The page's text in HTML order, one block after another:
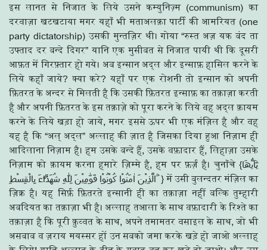
इस लानत से निजात के लिये उसने कम्युनिज़्म (communism) का
दरवाज़ा खटखटाया मगर यहाँ भी मताअलक़ा पार्टी की आमरियत (one
party dictatorship) उसकी मुन्तज़िर थी। गोया “रुस्त अज़ यक बंद ता
उफ्ताद दर बन्दे दिगर” यानि एक मुसीबत से निजात पायी थी कि दूसरी
आफ़त में गिरफ़्तार हो गये। अब इन्सान अद्ल और इन्साफ़ हासिल करने के
लिये कहाँ जाये? क्या करे? यहाँ पर एक रोशनी तो इन्सान को अपनी
फ़ितरत के अन्दर से मिलती है कि उसकी फ़ितरत इन्साफ़ का तक़ाज़ा करती
है और अपनी फ़ितरत के इस तक़ाज़े को पूरा करने के लिये वह अद्ल क़ायम
करने के लिये खड़ा हो जाये, मगर इससे ऊपर भी एक मंज़िल है और वह
यह है कि “अल् अद्ल” अल्लाह की ज़ात है जिसका दिया हुआ निज़ाम ही
आदिलाना निज़ाम है। हम उसके बन्दे हैं, उसके वफ़ादार हैं, लिहाज़ा उसके
निज़ाम को क़ायम करना हमारे ज़िम्मे है, हम पर फ़र्ज़ है। चुनाँचे {يٰٓاَيُّھَا
الَّذِيْنَ اٰمَنُوْا كُوْنُوْا قَوّٰمِيْنَ لِلّٰهِ شُهَدَاۗءَ بِالْقِسْطِ ۡ } में उसी बुलन्दतर मंज़िल का
ज़िक्र है। यह सिर्फ़ फ़ितरते इन्सानी ही का तक़ाज़ा नहीं बल्कि तुम्हारी
अबदियत का तक़ाज़ा भी है। अल्लाह तआला के साथ वफ़ादारी के रिश्ते का
तक़ाज़ा है कि पूरी क़ुव्वत के साथ, अपने तमामतर वसाइल के साथ, जो भी
असबाब व ज़राय मयस्सर हों उन सबको जमा करके खड़े हो जाओ अल्लाह